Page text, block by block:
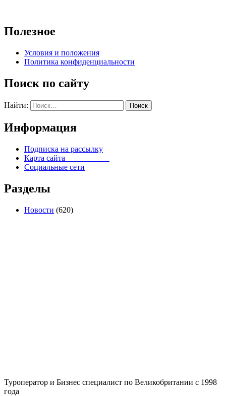
Полезное
Условия и положения
Политика конфиденциальности
Поиск по сайту
Найти:
Информация
Подписка на рассылку
Карта сайта
Социальные сети
Разделы
Новости (620)
Туроператор и Бизнес специалист по Великобритании с 1998
года